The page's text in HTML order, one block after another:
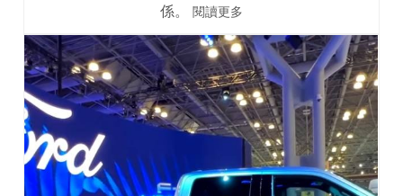
係。
閱讀更多